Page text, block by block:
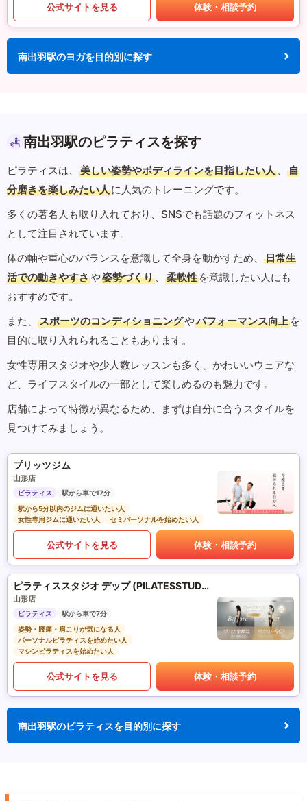
公式サイトを見る 体験・相談予約
南出羽駅のヨガを目的別に探す
南出羽駅のピラティスを探す
ピラティスは、 美しい姿勢やボディラインを目指したい人 、
自
分磨きを楽しみたい人に人気のトレーニングです。
多くの著名人も取り入れており、SNSでも話題のフィットネス
として注目されています。
体の軸や重心のバランスを意識して全身を動かすため、
日常生
活での動きやすさや姿勢づくり 、 柔軟性 を意識したい人にも
おすすめです。
また、
スポーツのコンディショニングやパフォーマンス向上 を
目的に取り入れられることもあります。
女性専用スタジオや少人数レッスンも多く、かわいいウェアな
ど、ライフスタイルの一部として楽しめるのも魅力です。
店舗によって特徴が異なるため、まずは自分に合うスタイルを
見つけてみましょう。
プリッツジム
山形店
ピラティス
駅から車で17分
駅から5分以内のジムに通いたい人
女性専用ジムに通いたい人
セミパーソナルを始めたい人
公式サイトを見る 体験・相談予約
ピラティススタジオ デップ (PILATESSTUDIO DEP)
山形店
ピラティス
駅から車で7分
姿勢・腰痛・肩こりが気になる人
パーソナルピラティスを始めたい人
マシンピラティスを始めたい人
公式サイトを見る 体験・相談予約
南出羽駅のピラティスを目的別に探す